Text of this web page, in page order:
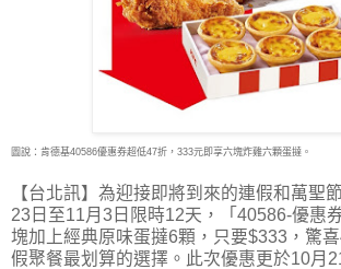
圖說：肯德基40586優惠券超低47折，333元即享六塊炸雞六顆蛋撻。
【台北訊】為迎接即將到來的連假和萬聖
23日至11月3日限時12天，「40586-優惠
塊加上經典原味蛋撻6顆，只要$333，驚
假聚餐最划算的選擇。此次優惠更於10月